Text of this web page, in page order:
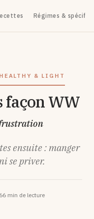
Régimes &
& LIGHT
façon WW
ensuite : manger
se priver.
6 min de lecture